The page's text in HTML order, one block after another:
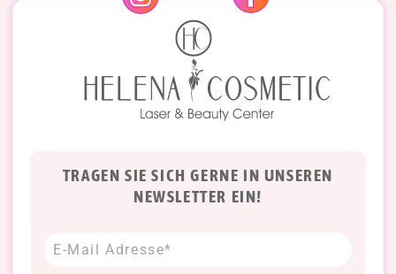
TRAGEN SIE SICH GERNE IN UNSEREN
NEWSLETTER EIN!